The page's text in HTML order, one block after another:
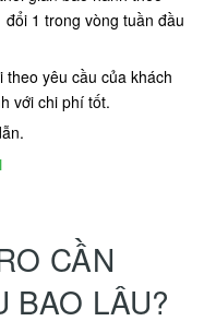
1 trong vòng tuần đầu
yêu cầu của khách
với chi phí tốt.
CẦN
BAO LÂU?